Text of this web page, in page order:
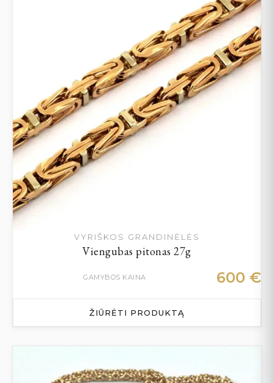
VYRIŠKOS GRANDINĖLĖS
Viengubas pitonas 27g
GAMYBOS KAINA 600 €
ŽIŪRĖTI PRODUKTĄ